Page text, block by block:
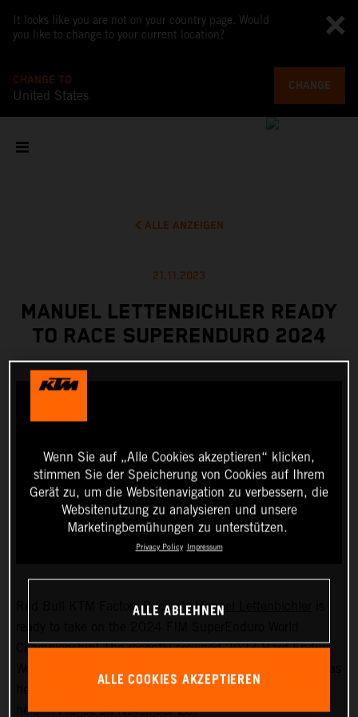
It looks like you are not on your country page. Would
you like to change to your current location?
CHANGE TO
United States
CHANGE
ALLE ANZEIGEN
21.11.2023
MANUEL LETTENBICHLER READY
TO RACE SUPERENDURO 2024
Red Bull KTM Factory Racing’sManuel Lettenbichler
Championship! The recently crowned 2023 Hard Enduro
held in France on November 25.
Wenn Sie auf „Alle Cookies akzeptieren“ klicken,
stimmen Sie der Speicherung von Cookies auf Ihrem
Gerät zu, um die Websitenavigation zu verbessern, die
Websitenutzung zu analysieren und unsere
Marketingbemühungen zu unterstützen.
Privacy Policy Impressum
ALLE ABLEHNEN
ALLE COOKIES AKZEPTIEREN